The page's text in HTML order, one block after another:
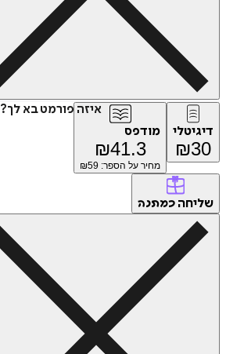
איזה פורמט בא לך?
דיגיטלי
₪30
מודפס
₪41.3
מחיר על הספר: ₪ 59
שליחה כמתנה